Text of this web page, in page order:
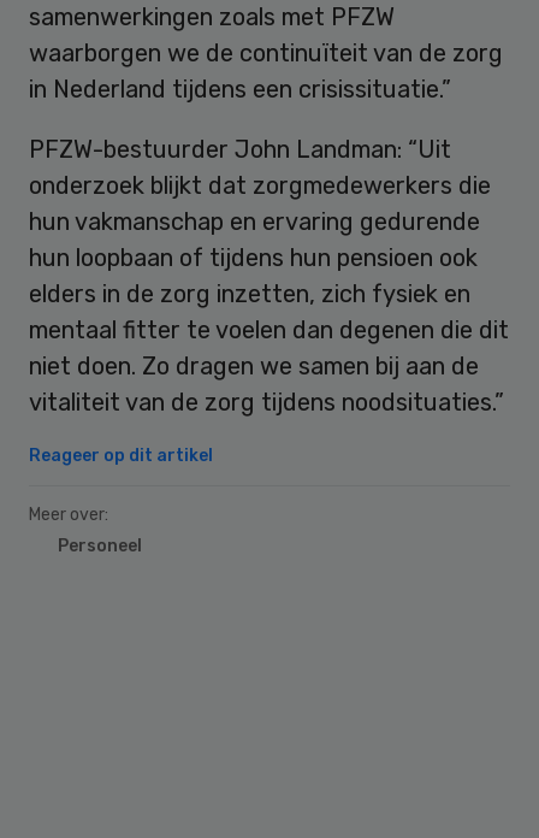
samenwerkingen zoals met PFZW
waarborgen we de continuïteit van de zorg
in Nederland tijdens een crisissituatie.”
PFZW-bestuurder John Landman: “Uit
onderzoek blijkt dat zorgmedewerkers die
hun vakmanschap en ervaring gedurende
hun loopbaan of tijdens hun pensioen ook
elders in de zorg inzetten, zich fysiek en
mentaal fitter te voelen dan degenen die dit
niet doen. Zo dragen we samen bij aan de
vitaliteit van de zorg tijdens noodsituaties.”
Reageer op dit artikel
Meer over:
Personeel